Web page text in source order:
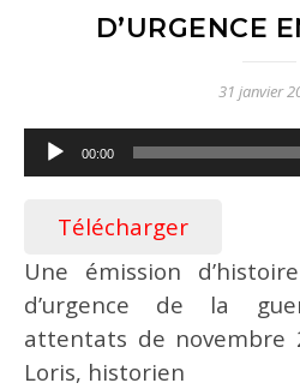
D’URGENCE
31 janvier
Lecteur
audio
00:00
Télécharger
Une émission d’histoire critique de l’état
d’urgence de la
attentats de novembre
Loris, historien